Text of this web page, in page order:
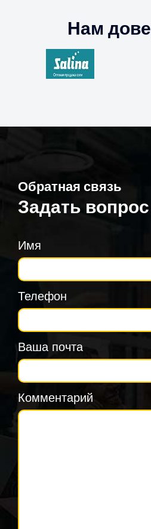
Нам
Обратная связь
Задать вопрос
Имя
Телефон
Ваша почта
Комментарий